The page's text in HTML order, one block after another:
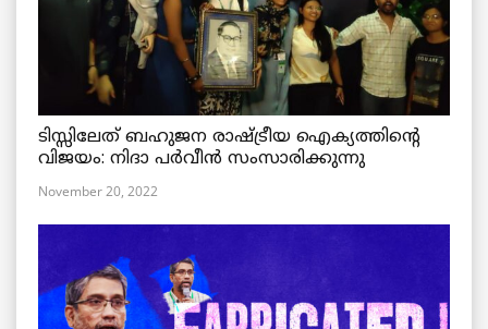
ടിസ്സിലേത് ബഹുജന രാഷ്ട്രീയ ഐക്യത്തിന്റെ
വിജയം: നിദാ പർവീൻ സംസാരിക്കുന്നു
November 20, 2022